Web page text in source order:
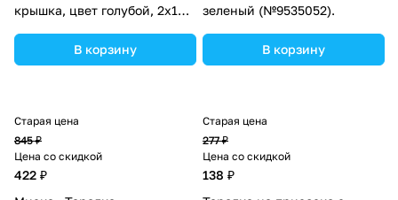
крышка, цвет голубой, 2х100
В корзину
зеленый (№9535052).
В корзину
Старая цена
845 ₽
Цена со скидкой
422 ₽
Старая цена
277 ₽
Цена со скидкой
138 ₽